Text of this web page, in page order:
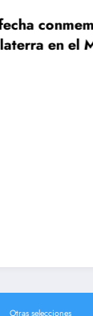
Otras selecciones